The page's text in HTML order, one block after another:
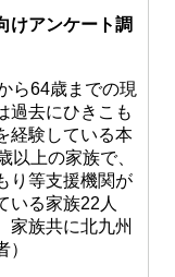
けアンケート調
ら64歳までの現
過去にひきこも
経験している本
以上の家族で、
り等支援機関が
いる家族22人
家族共に北九州
）